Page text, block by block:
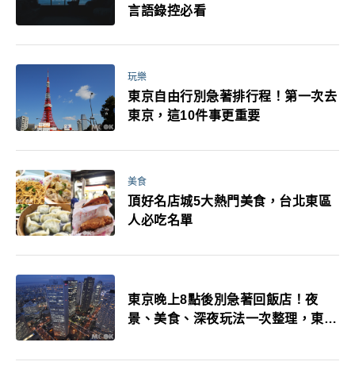
言語錄控必看
玩樂
東京自由行別急著排行程！第一次去
東京，這10件事更重要
美食
頂好名店城5大熱門美食，台北東區
人必吃名單
東京晚上8點後別急著回飯店！夜
景、美食、深夜玩法一次整理，東京